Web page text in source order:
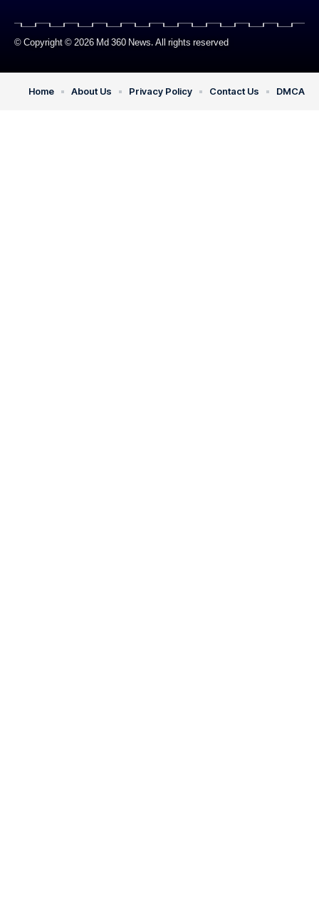
© Copyright © 2026 Md 360 News. All rights reserved
Home About Us Privacy Policy Contact Us DMCA